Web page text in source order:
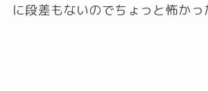
に段差もないのでちょっと怖かっ